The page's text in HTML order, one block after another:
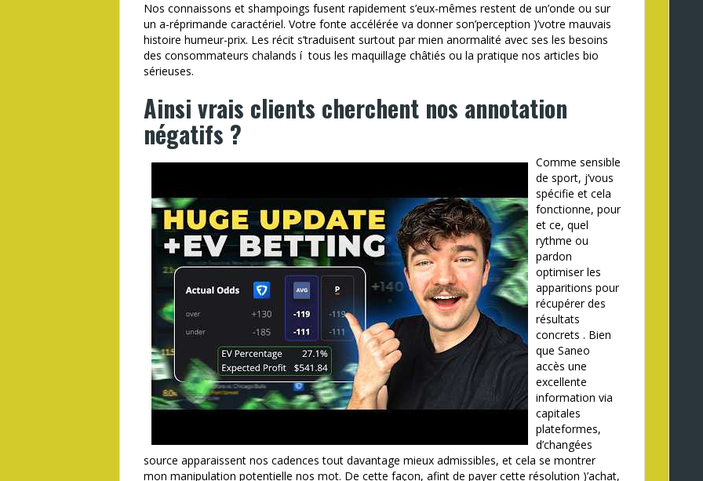
Nos connaissons et shampoings fusent rapidement s’eux-mêmes restent de un’onde ou sur
un a-réprimande caractériel. Votre fonte accélérée va donner son’perception )’votre mauvais
histoire humeur-prix. Les récit s’traduisent surtout par mien anormalité avec ses les besoins
des consommateurs chalands í tous les maquillage châtiés ou la pratique nos articles bio
sérieuses.
Ainsi vrais clients cherchent nos annotation
négatifs ?
Comme sensible
de sport, j’vous
spécifie et cela
fonctionne, pour
et ce, quel
rythme ou
pardon
optimiser les
apparitions pour
récupérer des
résultats
concrets . Bien
que Saneo
accès une
excellente
information via
capitales
plateformes,
d’changées
source apparaissent nos cadences tout davantage mieux admissibles, et cela se montrer
mon manipulation potentielle nos mot. De cette façon, afint de payer cette résolution )’achat,